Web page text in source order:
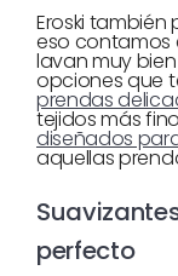
Eroski
eso contamos
lavan muy
opciones que
prendas
tejidos más
diseñados
aquellas
perfecto